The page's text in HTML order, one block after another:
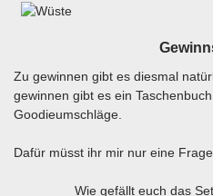
Zu gewinnen gibt es diesmal
gewinnen gibt es ein
Goodieumschläge.
Dafür müsst ihr mir nur eine
Wie gefällt euch das